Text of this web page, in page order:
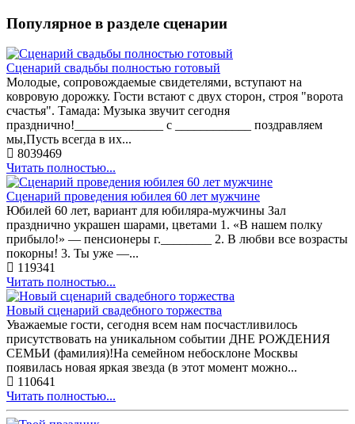
Популярное в разделе сценарии
Сценарий свадьбы полностью готовый
Молодые, сопровождаемые свидетелями, вступают на
ковровую дорожку. Гости встают с двух сторон, строя "ворота
счастья". Тамада: Музыка звучит сегодня
празднично!______________ с ____________ поздравляем
мы,Пусть всегда в их...
8039469
Читать полностью...
Сценарий проведения юбилея 60 лет мужчине
Юбилей 60 лет, вариант для юбиляра-мужчины Зал
празднично украшен шарами, цветами 1. «В нашем полку
прибыло!» — пенсионеры г.________ 2. В любви все возрасты
покорны! 3. Ты уже —...
119341
Читать полностью...
Новый сценарий свадебного торжества
Уважаемые гости, сегодня всем нам посчастливилось
присутствовать на уникальном событии ДНЕ РОЖДЕНИЯ
СЕМЬИ (фамилия)!На семейном небосклоне Москвы
появилась новая яркая звезда (в этот момент можно...
110641
Читать полностью...